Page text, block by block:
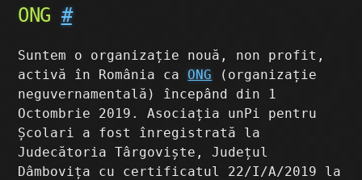
ONG #
Suntem o organizație nouă, non profit,
activă în România caONG (organizație
neguvernamentală) începând din 1
Octombrie 2019. Asociația unPi pentru
Școlari a fost înregistrată la
Judecătoria Târgoviște, Județul
Dâmbovița cu certificatul 22/I/A/2019 la